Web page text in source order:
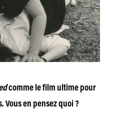
comme le film ultime pour
en pensez quoi ?